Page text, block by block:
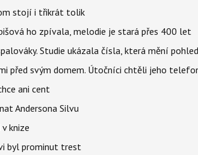
stojí i třikrát tolik
ho zpívala, melodie je stará přes 400 let
Studie ukázala čísla, která mění
před svým domem. Útočníci chtěli jeho
ani cent
Andersona Silvu
knize
byl prominut trest